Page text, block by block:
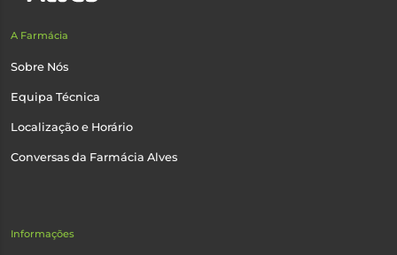
A Farmácia
Sobre Nós
Equipa Técnica
Localização e Horário
Conversas da Farmácia Alves
Informações